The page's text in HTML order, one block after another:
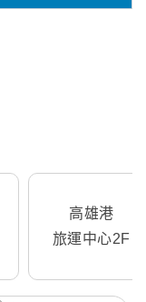
高雄港
旅運中心2F